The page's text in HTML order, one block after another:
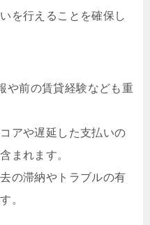
を行えることを確保し
や前の賃貸経験なども重
アや遅延した支払いの
まれます。
の滞納やトラブルの有
。